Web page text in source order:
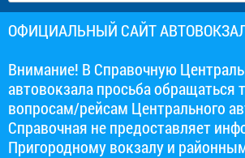
ОФИЦИАЛЬНЫЙ САЙТ
Внимание! В Справочную
автовокзала просьба обращаться
вопросам/рейсам Центрального
Справочная не предоставляет
Пригородному вокзалу и